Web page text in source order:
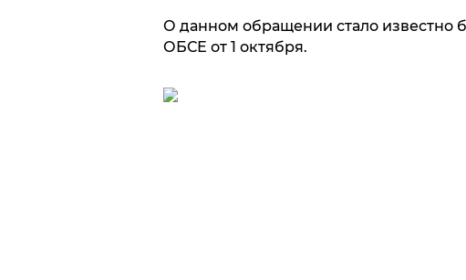
О данном обращении стало известно
ОБСЕ от 1 октября.